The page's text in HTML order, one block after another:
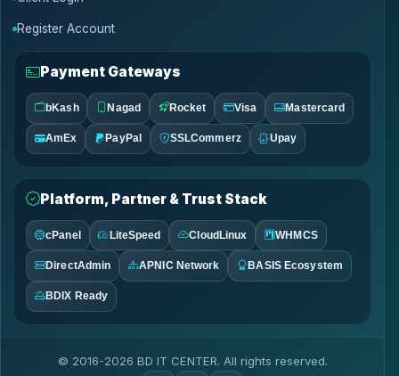
Register Account
Payment Gateways
bKash Nagad Rocket Visa Mastercard
AmEx PayPal SSLCommerz Upay
Platform, Partner & Trust Stack
cPanel LiteSpeed CloudLinux WHMCS
DirectAdmin APNIC Network BASIS Ecosystem
BDIX Ready
© 2016-2026 BD IT CENTER. All rights reserved.